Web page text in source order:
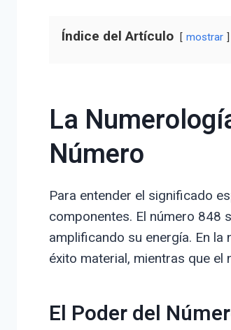
Índice del Artículo mostrar
La
Número
Para entender el significado
componentes. El número 848
amplificando su energía. En la
éxito material, mientras que
El Poder del